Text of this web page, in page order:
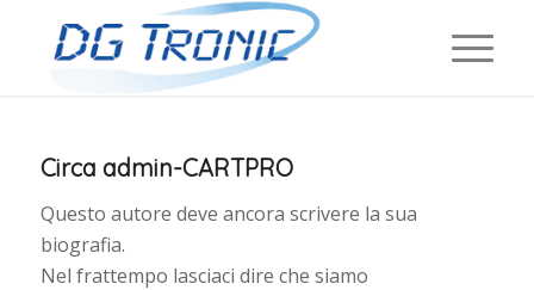
Circa admin-CARTPRO
Questo autore deve ancora scrivere la sua
biografia.
Nel frattempo lasciaci dire che siamo